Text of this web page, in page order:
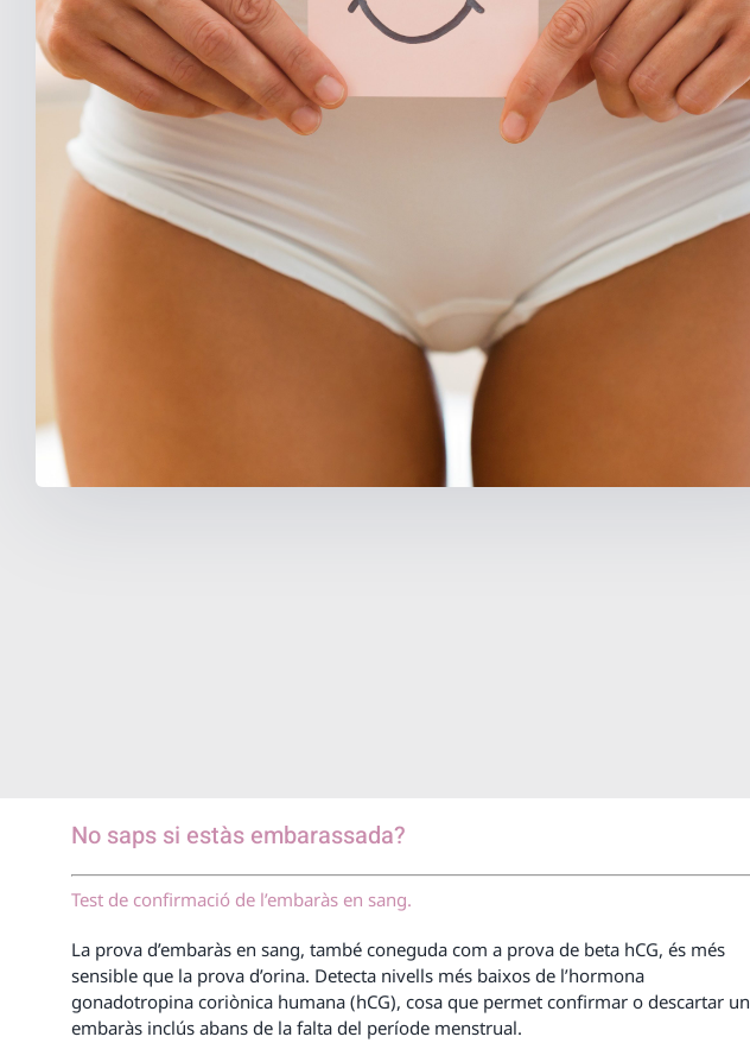
No saps si estàs embarassada?
Test de confirmació de l’embaràs en sang.
La prova d’embaràs en sang, també coneguda com a prova de beta hCG, és més
sensible que la prova d’orina. Detecta nivells més baixos de l’hormona
gonadotropina coriònica humana (hCG), cosa que permet confirmar o descartar un
embaràs inclús abans de la falta del període menstrual.